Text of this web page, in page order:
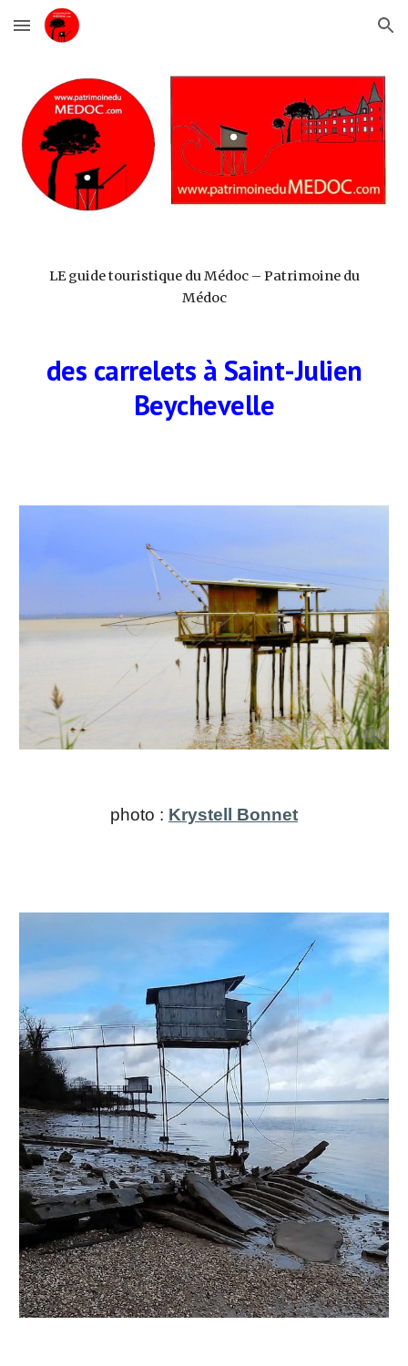
Skip to main content Skip to navigation
LE guide touristique du Médoc – Patrimoine du
Médoc
des carrelets à Saint-Julien
Beychevelle
photo : Krystell Bonnet